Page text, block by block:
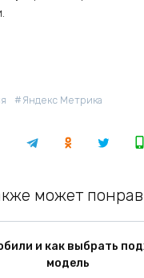
Яндекс Метрика
может
и как выбрать
модель